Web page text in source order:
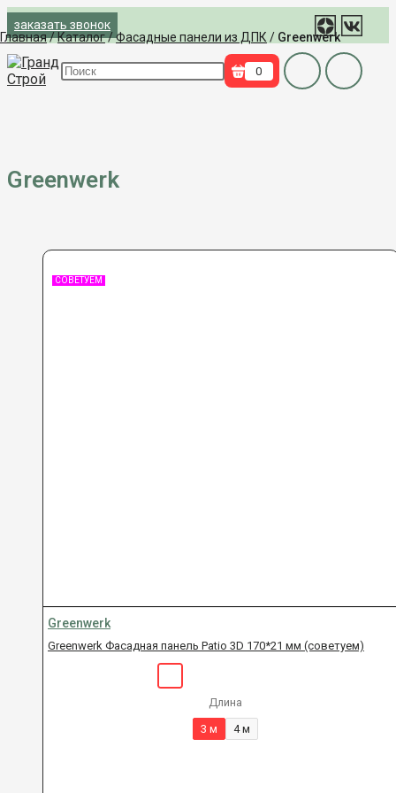
Перейти
к
содержимому
заказать звонок
0
Поиск
на
Главная/Каталог/Фасадные панели из ДПК / Greenwerk
Greenwerk
СОВЕТУЕМ
Greenwerk
Greenwerk Фасадная панель Patio 3D 170*21 мм (советуем)
Длина
3 м
4 м